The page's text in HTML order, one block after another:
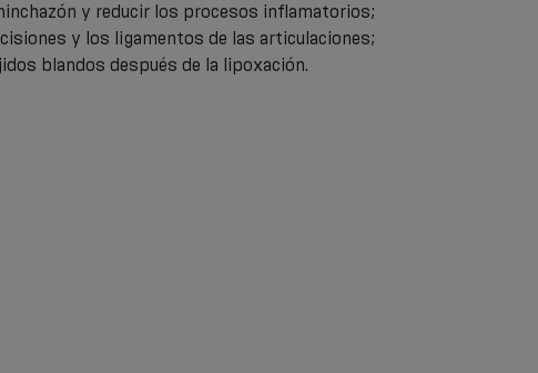
y reducir los procesos inflamatorios;
y los ligamentos de las articulaciones;
blandos después de la lipoxación.